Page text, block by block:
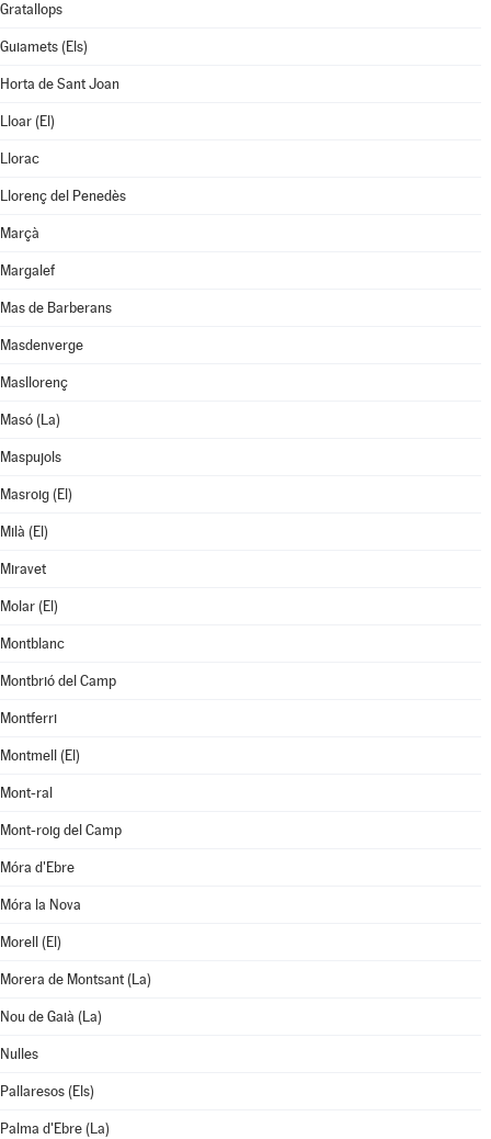
Gratallops
Guiamets (Els)
Horta de Sant Joan
Lloar (El)
Llorac
Llorenç del Penedès
Marçà
Margalef
Mas de Barberans
Masdenverge
Masllorenç
Masó (La)
Maspujols
Masroig (El)
Milà (El)
Miravet
Molar (El)
Montblanc
Montbrió del Camp
Montferri
Montmell (El)
Mont-ral
Mont-roig del Camp
Móra d'Ebre
Móra la Nova
Morell (El)
Morera de Montsant (La)
Nou de Gaià (La)
Nulles
Pallaresos (Els)
Palma d'Ebre (La)